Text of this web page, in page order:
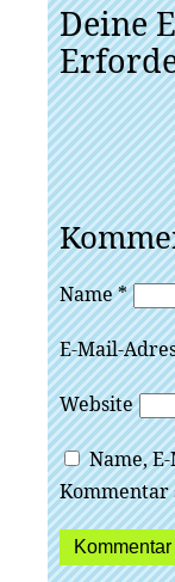
Deine
Name*
E-Mail-
Website
Name,
Kommentar